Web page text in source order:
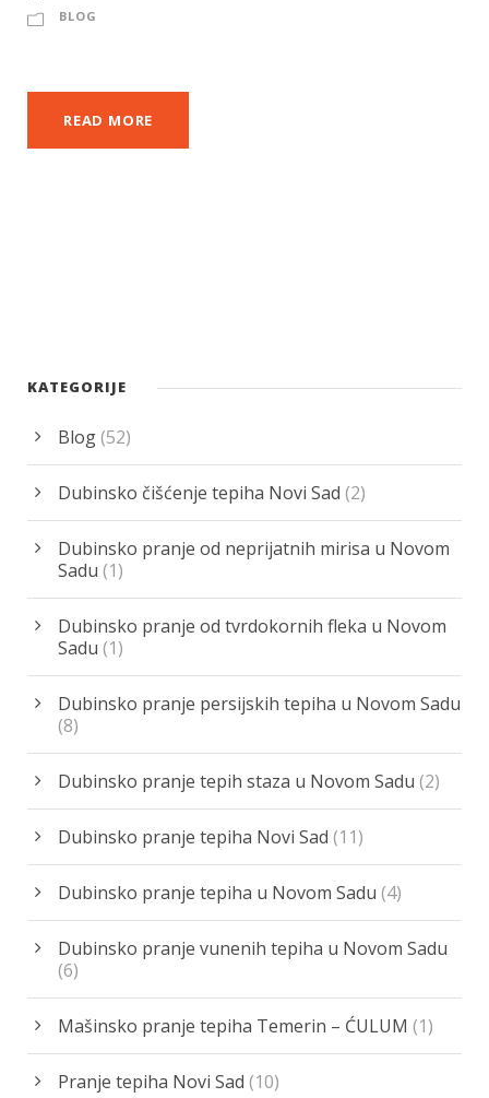
BLOG
READ MORE
KATEGORIJE
Blog(52)
Dubinsko čišćenje tepiha Novi Sad (2)
Dubinsko pranje od neprijatnih mirisa u Novom
Sadu (1)
Dubinsko pranje od tvrdokornih fleka u Novom
Sadu (1)
Dubinsko pranje persijskih tepiha u Novom Sadu
(8)
Dubinsko pranje tepih staza u Novom Sadu (2)
Dubinsko pranje tepiha Novi Sad (11)
Dubinsko pranje tepiha u Novom Sadu (4)
Dubinsko pranje vunenih tepiha u Novom Sadu
(6)
Mašinsko pranje tepiha Temerin – ĆULUM (1)
Pranje tepiha Novi Sad (10)